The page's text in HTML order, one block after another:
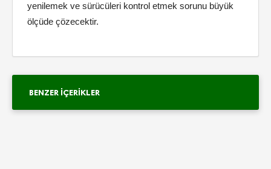
yenilemek ve sürücüleri kontrol etmek sorunu büyük
ölçüde çözecektir.
BENZER İÇERIKLER